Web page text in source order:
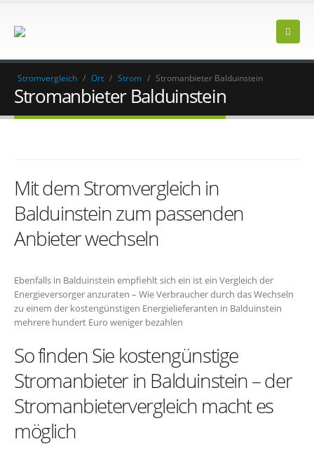
Stromvergleich / Ort / Strom / Stromanbieter Balduinstein
Stromanbieter Balduinstein
Mit dem Stromvergleich in
Balduinstein zum passenden
Anbieter wechseln
Ebenfalls in Balduinstein empfiehlt sich ein ist ein Vergleich der
Energieversorger anzuraten – Wie Verbraucher durch das Wechseln
zu einem der kostengünstigen Energielieferanten in Balduinstein
mehrere hundert Euro weniger bezahlen
So finden Sie kostengünstige
Stromanbieter in Balduinstein – der
Stromanbietervergleich macht es
möglich